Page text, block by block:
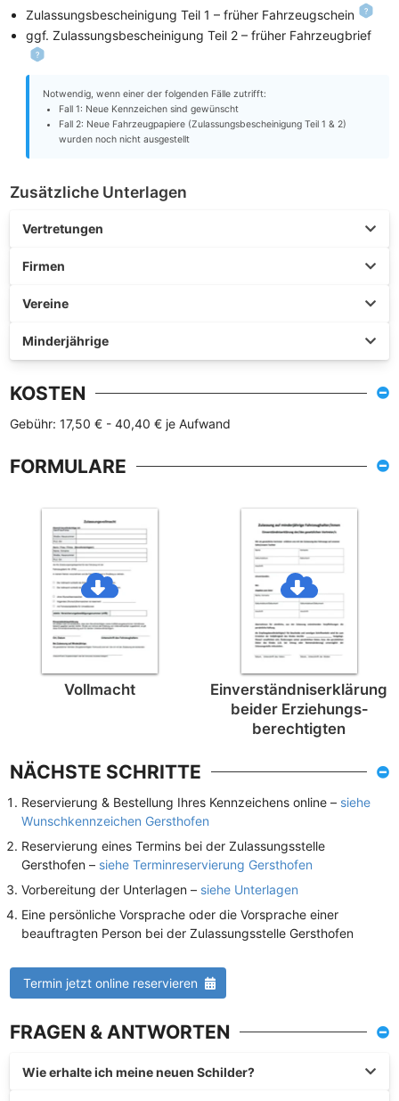
Zulassungsbescheinigung Teil 1 – früher Fahrzeugschein
ggf. Zulassungsbescheinigung Teil 2 – früher Fahrzeugbrief
Notwendig, wenn einer der folgenden Fälle zutrifft:
Fall 1: Neue Kennzeichen sind gewünscht
Fall 2: Neue Fahrzeugpapiere (Zulassungsbescheinigung Teil 1 & 2)
wurden noch nicht ausgestellt
Zusätzliche Unterlagen
Vertretungen
Firmen
Vereine
Minderjährige
KOSTEN
Gebühr: 17,50 € - 40,40 € je Aufwand
FORMULARE
Vollmacht
Einverständnis­erklärung
beider Erziehungs­
berechtigten
NÄCHSTE SCHRITTE
Reservierung & Bestellung Ihres Kennzeichens online – siehe
Wunschkennzeichen Gersthofen
Reservierung eines Termins bei der Zulassungsstelle
Gersthofen – siehe Terminreservierung Gersthofen
Vorbereitung der Unterlagen – siehe Unterlagen
Eine persönliche Vorsprache oder die Vorsprache einer
beauftragten Person bei der Zulassungsstelle Gersthofen
Termin jetzt online reservieren
FRAGEN & ANTWORTEN
Wie erhalte ich meine neuen Schilder?